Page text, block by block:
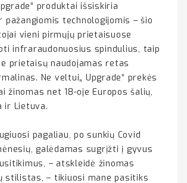
produktai išsiskiria
pažangiomis technologijomis – šio
vieni pirmųjų prietaisuose
infraraudonuosius spindulius, taip
prietaisų naudojamas retas
Ne veltui„ Upgrade“ prekės
žinomas net 18-oje Europos šalių,
ir Lietuva.
pagaliau, po sunkių Covid
galėdamas sugrįžti į gyvus
– atskleidė žinomas
stilistas, – tikiuosi mane pasitiks